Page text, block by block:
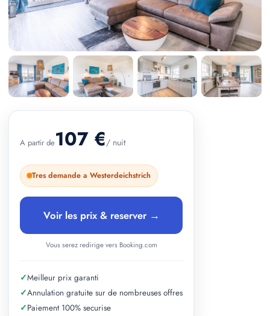
A partir de107 €/ nuit
Tres demande a Westerdeichstrich
Voir les prix & reserver →
Vous serez redirige vers Booking.com
✓Meilleur prix garanti
✓Annulation gratuite sur de nombreuses offres
✓Paiement 100% securise